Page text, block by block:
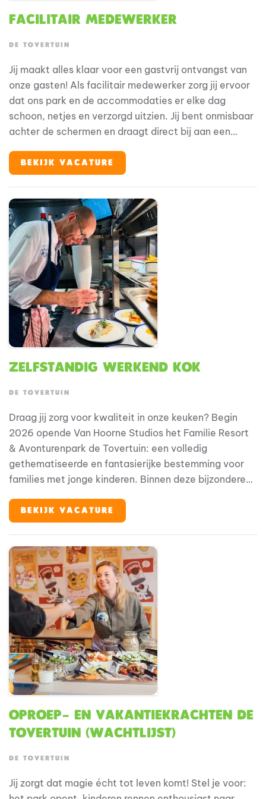
Facilitair Medewerker
DE TOVERTUIN
Jij maakt alles klaar voor een gastvrij ontvangst van
onze gasten! Als facilitair medewerker zorg jij ervoor
dat ons park en de accommodaties er elke dag
schoon, netjes en verzorgd uitzien. Jij bent onmisbaar
achter de schermen en draagt direct bij aan een
je in de wereld van Woezel en Pip, waar alles draait
om plezier, verwondering en jezelf kunnen zijn. En jij?
het eerste moment.
BEKIJK VACATURE
Zelfstandig Werkend Kok
DE TOVERTUIN
Draag jij zorg voor kwaliteit in onze keuken? Begin
2026 opende Van Hoorne Studios het Familie Resort
& Avonturenpark de Tovertuin: een volledig
gethematiseerde en fantasierijke bestemming voor
families met jonge kinderen. Binnen deze bijzondere
totale gastbeleving. Als zelfstandig werkend kok ben
jij medeverantwoordelijk voor het waarborgen van
Je werkt nauw samen met de anderen in het keuken
team en draagt actief bij aan een professionele en
efficiënte werkomgeving.
BEKIJK VACATURE
Oproep- en vakantiekrachten De
Tovertuin (wachtlijst)
DE TOVERTUIN
Jij zorgt dat magie écht tot leven komt! Stel je voor: